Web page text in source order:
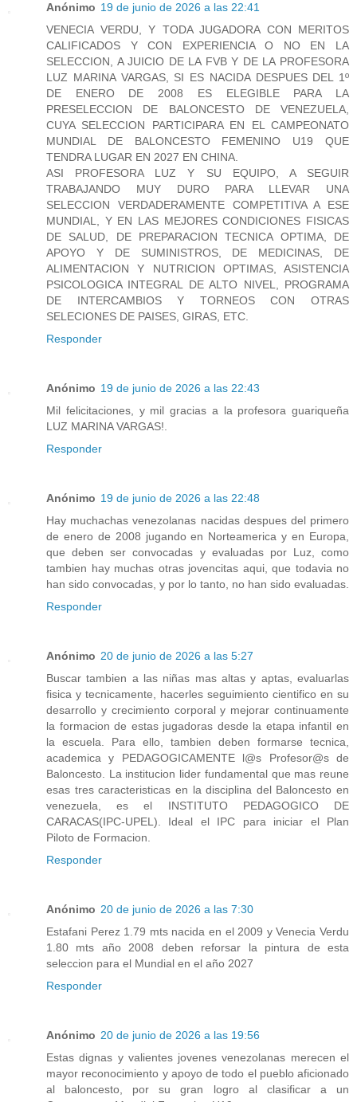
Anónimo 19 de junio de 2026 a las 22:41
VENECIA VERDU, Y TODA JUGADORA CON MERITOS
CALIFICADOS Y CON EXPERIENCIA O NO EN LA
SELECCION, A JUICIO DE LA FVB Y DE LA PROFESORA
LUZ MARINA VARGAS, SI ES NACIDA DESPUES DEL 1º
DE ENERO DE 2008 ES ELEGIBLE PARA LA
PRESELECCION DE BALONCESTO DE VENEZUELA,
CUYA SELECCION PARTICIPARA EN EL CAMPEONATO
MUNDIAL DE BALONCESTO FEMENINO U19 QUE
TENDRA LUGAR EN 2027 EN CHINA.
ASI PROFESORA LUZ Y SU EQUIPO, A SEGUIR
TRABAJANDO MUY DURO PARA LLEVAR UNA
SELECCION VERDADERAMENTE COMPETITIVA A ESE
MUNDIAL, Y EN LAS MEJORES CONDICIONES FISICAS
DE SALUD, DE PREPARACION TECNICA OPTIMA, DE
APOYO Y DE SUMINISTROS, DE MEDICINAS, DE
ALIMENTACION Y NUTRICION OPTIMAS, ASISTENCIA
PSICOLOGICA INTEGRAL DE ALTO NIVEL, PROGRAMA
DE INTERCAMBIOS Y TORNEOS CON OTRAS
SELECIONES DE PAISES, GIRAS, ETC.
Responder
Anónimo 19 de junio de 2026 a las 22:43
Mil felicitaciones, y mil gracias a la profesora guariqueña
LUZ MARINA VARGAS!.
Responder
Anónimo 19 de junio de 2026 a las 22:48
Hay muchachas venezolanas nacidas despues del primero
de enero de 2008 jugando en Norteamerica y en Europa,
que deben ser convocadas y evaluadas por Luz, como
tambien hay muchas otras jovencitas aqui, que todavia no
han sido convocadas, y por lo tanto, no han sido evaluadas.
Responder
Anónimo 20 de junio de 2026 a las 5:27
Buscar tambien a las niñas mas altas y aptas, evaluarlas
fisica y tecnicamente, hacerles seguimiento cientifico en su
desarrollo y crecimiento corporal y mejorar continuamente
la formacion de estas jugadoras desde la etapa infantil en
la escuela. Para ello, tambien deben formarse tecnica,
academica y PEDAGOGICAMENTE l@s Profesor@s de
Baloncesto. La institucion lider fundamental que mas reune
esas tres caracteristicas en la disciplina del Baloncesto en
venezuela, es el INSTITUTO PEDAGOGICO DE
CARACAS(IPC-UPEL). Ideal el IPC para iniciar el Plan
Piloto de Formacion.
Responder
Anónimo 20 de junio de 2026 a las 7:30
Estafani Perez 1.79 mts nacida en el 2009 y Venecia Verdu
1.80 mts año 2008 deben reforsar la pintura de esta
seleccion para el Mundial en el año 2027
Responder
Anónimo 20 de junio de 2026 a las 19:56
Estas dignas y valientes jovenes venezolanas merecen el
mayor reconocimiento y apoyo de todo el pueblo aficionado
al baloncesto, por su gran logro al clasificar a un